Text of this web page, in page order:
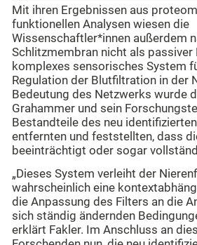
Mit ihren Ergebnissen aus
funktionellen Analysen wiesen die
Wissenschaftler*innen außerdem
Schlitzmembran nicht als passiver
komplexes sensorisches System
Regulation der Blutfiltration in der
Bedeutung des Netzwerks wurde
Grahammer und sein
Bestandteile des neu
entfernten und feststellten, dass
beeinträchtigt oder sogar
„Dieses System verleiht der
wahrscheinlich eine
die Anpassung des Filters an die
sich ständig ändernden
erklärt Fakler. Im Anschluss an